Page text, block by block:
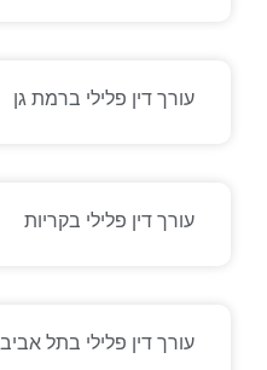
עורך דין פלילי ברמת גן
עורך דין פלילי בקריות
עורך דין פלילי בתל אביב